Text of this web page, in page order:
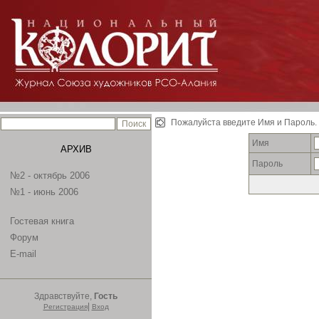
АРХИВ
№2 - октябрь 2006
№1 - июнь 2006
Гостевая книга
Форум
E-mail
Здравствуйте, Гость
Регистрация| Вход
Пожалуйста введите Имя и Пароль.
Имя
Пароль